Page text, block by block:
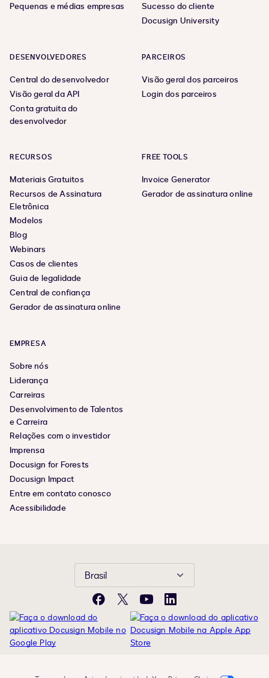
Pequenas e médias empresas
Sucesso do cliente
Docusign University
DESENVOLVEDORES
Central do desenvolvedor
Visão geral da API
Conta gratuita do
desenvolvedor
PARCEIROS
Visão geral dos parceiros
Login dos parceiros
RECURSOS
Materiais Gratuitos
Recursos de Assinatura
Eletrônica
Modelos
Blog
Webinars
Casos de clientes
Guia de legalidade
Central de confiança
Gerador de assinatura online
FREE TOOLS
Invoice Generator
Gerador de assinatura online
EMPRESA
Sobre nós
Liderança
Carreiras
Desenvolvimento de Talentos
e Carreira
Relações com o investidor
Imprensa
Docusign for Forests
Docusign Impact
Entre em contato conosco
Acessibilidade
Brasil
Facebook
X YouTubeLinkedIn